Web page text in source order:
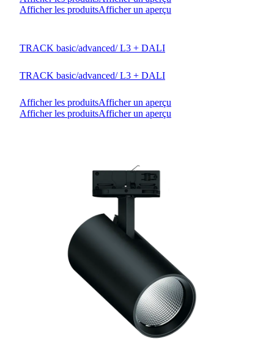
Afficher les produitsAfficher un aperçu
TRACK basic/advanced/ L3 + DALI
TRACK basic/advanced/ L3 + DALI
Afficher les produitsAfficher un aperçu
Afficher les produitsAfficher un aperçu